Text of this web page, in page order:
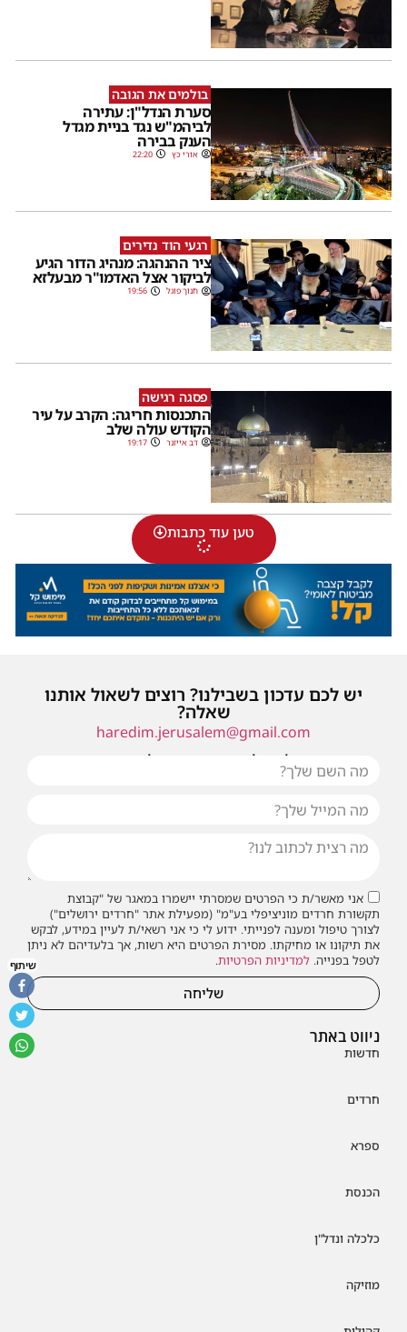
בולמים את הגובה
סערת הנדל"ן: עתירה
לביהמ"ש נגד בניית מגדל
הענק בבירה
אורי כץ 22:20
רגעי הוד נדירים
ציר ההנהגה: מנהיג הדור הגיע
לביקור אצל האדמו"ר מבעלזא
חנוך פוגל 19:56
פסגה רגישה
התכנסות חריגה: הקרב על עיר
הקודש עולה שלב
דב אייזנר 19:17
טען עוד כתבות
ניווט באתר
חדשות
חרדים
ספרא
הכנסת
כלכלה ונדל"ן
מוזיקה
יש לכם עדכון בשבילנו? רוצים לשאול אותנו
שאלה?
haredim.jerusalem@gmail.com
או שילחו אלינו פנייה ונחזור אליכם בהקדם
אני מאשר/ת כי הפרטים שמסרתי יישמרו במאגר של "קבוצת
תקשורת חרדים מוניציפלי בע"מ" (מפעילת אתר "חרדים ירושלים")
לצורך טיפול ומענה לפנייתי. ידוע לי כי אני רשאי/ת לעיין במידע, לבקש
את תיקונו או מחיקתו. מסירת הפרטים היא רשות, אך בלעדיהם לא ניתן
לטפל בפנייה. למדיניות הפרטיות.
שליחה
שיתוף